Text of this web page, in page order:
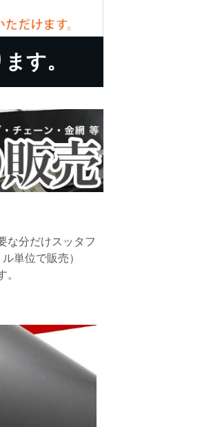
す。
な分だけスッタフ
単位で販売）